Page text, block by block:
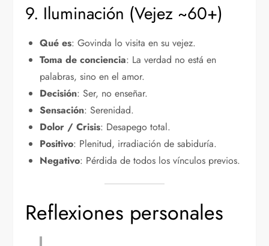
9. Iluminación (Vejez ~60+)
Qué es: Govinda lo visita en su vejez.
Toma de conciencia: La verdad no está en
palabras, sino en el amor.
Decisión: Ser, no enseñar.
Sensación: Serenidad.
Dolor / Crisis: Desapego total.
Positivo: Plenitud, irradiación de sabiduría.
Negativo: Pérdida de todos los vínculos previos.
Reflexiones personales